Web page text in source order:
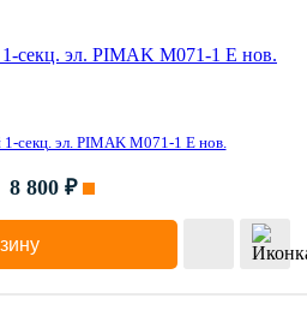
секц. эл. PIMAK М071-1 Е нов.
8 800 ₽